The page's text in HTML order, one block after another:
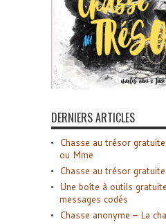
DERNIERS ARTICLES
Chasse au trésor
ou Mme
Chasse au trésor
Une boîte à outils
messages codés
Chasse anonyme – La